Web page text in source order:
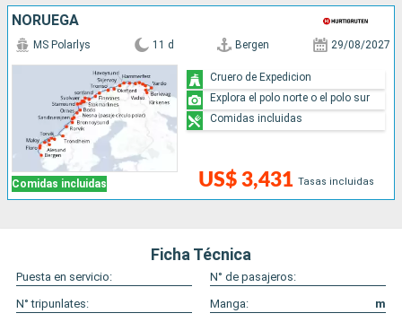
NORUEGA
Comidas incluidas
MS Polarlys 11 d Bergen 29/08/2027
US$ 3,431 Tasas incluidas
Cruero de Expedicion
Explora el polo norte o el polo sur
Comidas incluidas
Ficha Técnica
Puesta en servicio:
N° de pasajeros:
N° tripunlates:
Manga:
m